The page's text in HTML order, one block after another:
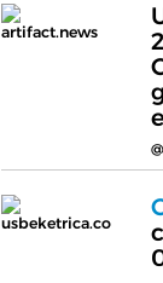
artifact.news
usbeketrica.co